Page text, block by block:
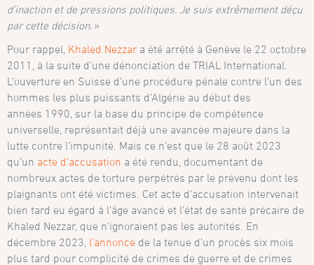
d’inaction et de pressions politiques. Je suis extrêmement déçu
par cette décision. »
Pour rappel, Khaled Nezzar a été arrêté à Genève le 22 octobre
2011, à la suite d’une dénonciation de TRIAL International.
L’ouverture en Suisse d’une procédure pénale contre l’un des
hommes les plus puissants d’Algérie au début des
années 1990, sur la base du principe de compétence
universelle, représentait déjà une avancée majeure dans la
lutte contre l’impunité. Mais ce n’est que le 28 août 2023
qu’un acte d’accusation a été rendu, documentant de
nombreux actes de torture perpétrés par le prévenu dont les
plaignants ont été victimes. Cet acte d’accusation intervenait
bien tard eu égard à l’âge avancé et l’état de santé précaire de
Khaled Nezzar, que n’ignoraient pas les autorités. En
décembre 2023, l’annonce de la tenue d’un procès six mois
plus tard pour complicité de crimes de guerre et de crimes